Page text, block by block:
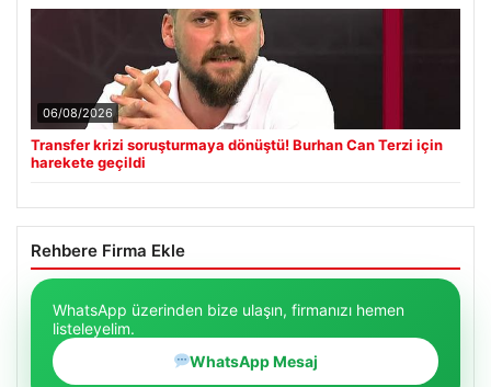
06/08/2026
Transfer krizi soruşturmaya dönüştü! Burhan Can Terzi için
harekete geçildi
Rehbere Firma Ekle
WhatsApp üzerinden bize ulaşın, firmanızı hemen
listeleyelim.
WhatsApp Mesaj